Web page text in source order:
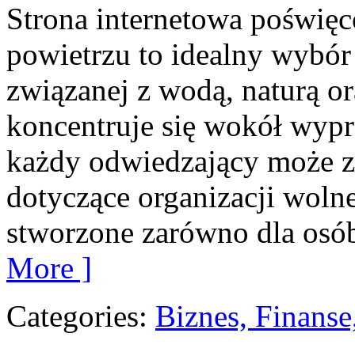
Strona internetowa
powietrzu to idealny
związanej z wodą, naturą
koncentruje się wokół
każdy odwiedzający może
dotyczące organizacji
stworzone zarówno dla
More ]
Categories: Biznes,